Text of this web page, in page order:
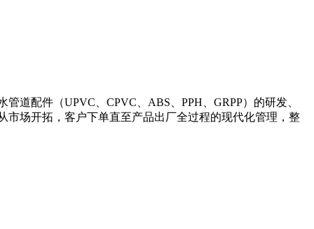
道配件（UPVC、CPVC、ABS、PPH、GRPP）的研发、
场开拓，客户下单直至产品出厂全过程的现代化管理，整